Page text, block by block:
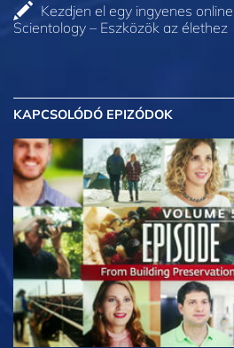
Kezdjen el egy ingyenes
Scientology – Eszközök az élethez
KAPCSOLÓDÓ EPIZÓDOK